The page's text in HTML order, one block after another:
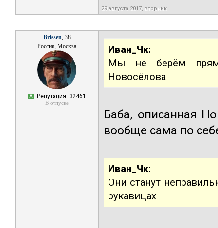
29 августа 2017, вторник
Brissen, 38
Россия, Москва
А Репутация: 32461
В отпуске
Иван_Чк:
Мы не берём
Новосёлова
Баба, описанная
вообще сама по
Иван_Чк:
Они станут
рукавицах